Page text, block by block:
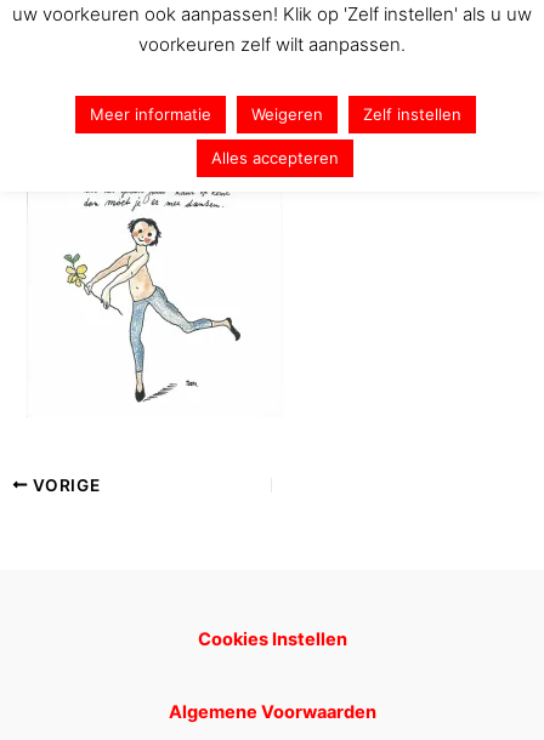
DoorToon Hermans/27 september 2017
VORIGE
Cookies Instellen
Algemene Voorwaarden
uw voorkeuren ook aanpassen! Klik op 'Zelf instellen' als u uw
voorkeuren zelf wilt aanpassen.
Meer informatie Weigeren Zelf instellen
Alles accepteren